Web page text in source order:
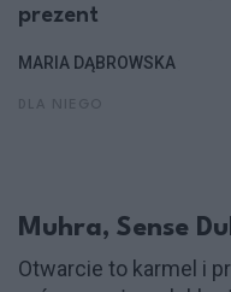
prezent
MARIA DĄBROWSKA
Muhra, Sense
Otwarcie to karmel i